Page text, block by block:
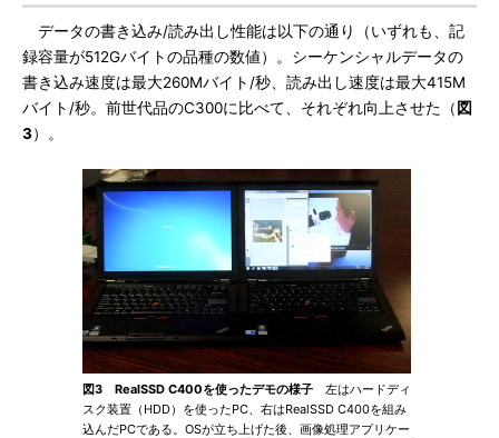
データの書き込み/読み出し性能は以下の通り（いずれも、記
録容量が512Gバイトの品種の数値）。シーケンシャルデータの
書き込み速度は最大260Mバイト/秒、読み出し速度は最大415M
バイト/秒。前世代品のC300に比べて、それぞれ向上させた（ 図
3）。
図3 RealSSD C400を使ったデモの様子 左はハードディ
スク装置（HDD）を使ったPC、右はRealSSD C400を組み
込んだPCである。OSが立ち上げた後、画像処理アプリケー